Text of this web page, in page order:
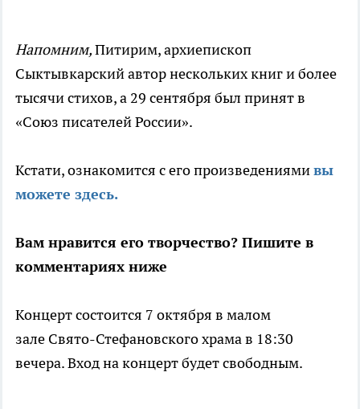
Напомним,Питирим, архиепископ
Сыктывкарский автор нескольких книг и более
тысячи стихов, а 29 сентября был принят в
«Союз писателей России».
Кстати, ознакомится с его произведениямивы
можете здесь.
Вам нравится его творчество? Пишите в
комментариях ниже
Концерт состоится 7 октября в малом
зале Свято-Стефановского храма в 18:30
вечера. Вход на концерт будет свободным.